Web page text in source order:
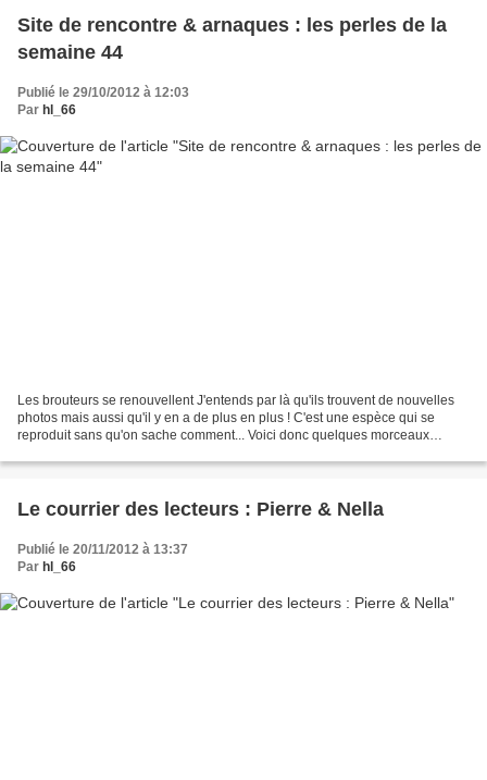
Site de rencontre & arnaques : les perles de la
semaine 44
Publié le 29/10/2012 à 12:03
Par hl_66
Les brouteurs se renouvellent J'entends par là qu'ils trouvent de nouvelles
photos mais aussi qu'il y en a de plus en plus ! C'est une espèce qui se
reproduit sans qu'on sache comment... Voici donc quelques morceaux
Le courrier des lecteurs : Pierre & Nella
Publié le 20/11/2012 à 13:37
Par hl_66